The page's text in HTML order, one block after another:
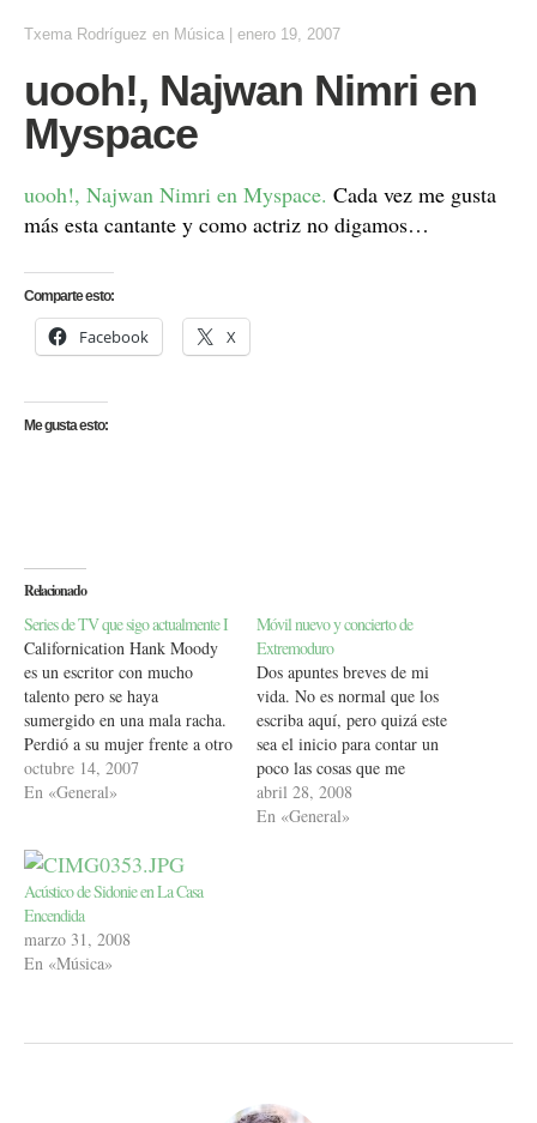
Txema Rodríguez en Música enero 19, 2007
uooh!, Najwan Nimri en
Myspace
uooh!, Najwan Nimri en Myspace. Cada vez me gusta
más esta cantante y como actriz no digamos…
Comparte esto:
Facebook X
Me gusta esto:
Relacionado
Series de TV que sigo actualmente I
Californication Hank Moody
es un escritor con mucho
talento pero se haya
sumergido en una mala racha.
Perdió a su mujer frente a otro
tipo, es incapaz de escribir
nada y odia Los Angeles,
película de hollywood que
el…
octubre 14, 2007
En «General»
Móvil nuevo y concierto de
Extremoduro
Dos apuntes breves de mi
vida. No es normal que los
escriba aquí, pero quizá este
sea el inicio para contar un
poco las cosas que me
suceden. Tampoco es que sean
demasiado personales. Me
abril 28, 2008
En «General»
Acústico de Sidonie en La Casa
Encendida
marzo 31, 2008
En «Música»